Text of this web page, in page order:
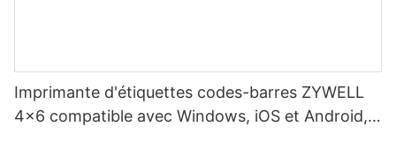
Imprimante d'étiquettes codes-barres ZYWELL
4x6 compatible avec Windows, iOS et Android,